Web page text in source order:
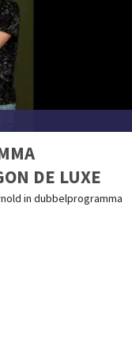
DE LUXE
in dubbelprogramma